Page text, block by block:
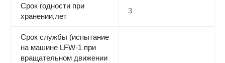
Срок годности при
хранении,лет
3
Срок службы (испытание
на машине LFW-1 при
вращательном движении